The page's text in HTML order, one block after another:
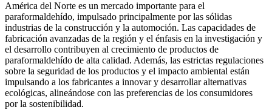
América del Norte es un mercado importante para el
paraformaldehído, impulsado principalmente por las sólidas
industrias de la construcción y la automoción. Las capacidades de
fabricación avanzadas de la región y el énfasis en la investigación y
el desarrollo contribuyen al crecimiento de productos de
paraformaldehído de alta calidad. Además, las estrictas regulaciones
sobre la seguridad de los productos y el impacto ambiental están
impulsando a los fabricantes a innovar y desarrollar alternativas
ecológicas, alineándose con las preferencias de los consumidores
por la sostenibilidad.